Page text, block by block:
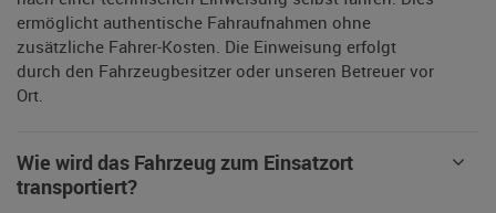
ermöglicht authentische Fahraufnahmen ohne
zusätzliche Fahrer-Kosten. Die Einweisung erfolgt
durch den Fahrzeugbesitzer oder unseren Betreuer vor
Ort.
Wie wird das Fahrzeug zum Einsatzort
transportiert?